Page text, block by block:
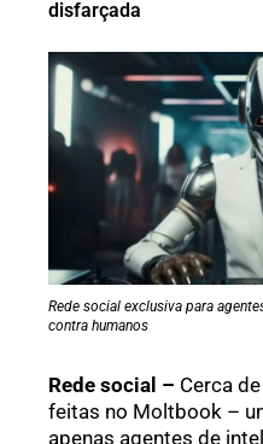
disfarçada
Rede social exclusiva para
contra humanos
Rede social – Cerca
feitas no Moltbook –
apenas agentes de